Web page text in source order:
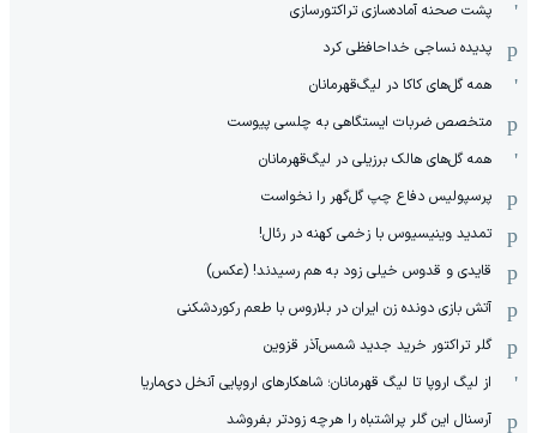
پشت صحنه آماده‌سازی تراکتورسازی
پدیده نساجی خداحافظی کرد
همه گل‌های کاکا در لیگ‌قهرمانان
متخصص ضربات ایستگاهی به چلسی پیوست
همه گل‌های هالک برزیلی در لیگ‌قهرمانان
پرسپولیس دفاع چپ گل‌گهر را نخواست
تمدید وینیسیوس با زخمی کهنه در رئال!
قایدی و قدوس خیلی زود به هم رسیدند! (عکس)
آتش بازی دونده زن ایران در بلاروس با طعم رکوردشکنی
گلر تراکتور خرید جدید شمس‌آذر قزوین
از لیگ اروپا تا لیگ قهرمانان؛ شاهکارهای اروپایی آنخل دی‌ماریا
آرسنال این گلر پراشتباه را هرچه زودتر بفروشد